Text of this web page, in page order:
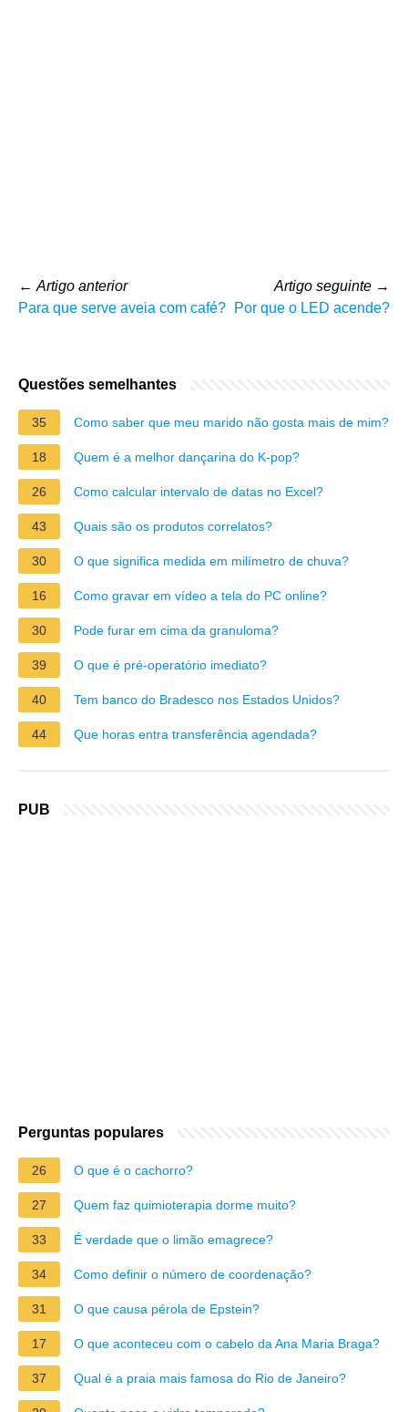
← Artigo anterior
Para que serve aveia com café?
Artigo seguinte →
Por que o LED acende?
Questões semelhantes
35 Como saber que meu marido não gosta mais de mim?
18 Quem é a melhor dançarina do K-pop?
26 Como calcular intervalo de datas no Excel?
43 Quais são os produtos correlatos?
30 O que significa medida em milímetro de chuva?
16 Como gravar em vídeo a tela do PC online?
30 Pode furar em cima da granuloma?
39 O que é pré-operatório imediato?
40 Tem banco do Bradesco nos Estados Unidos?
44 Que horas entra transferência agendada?
PUB
Perguntas populares
26 O que é o cachorro?
27 Quem faz quimioterapia dorme muito?
33 É verdade que o limão emagrece?
34 Como definir o número de coordenação?
31 O que causa pérola de Epstein?
17 O que aconteceu com o cabelo da Ana Maria Braga?
37 Qual é a praia mais famosa do Rio de Janeiro?